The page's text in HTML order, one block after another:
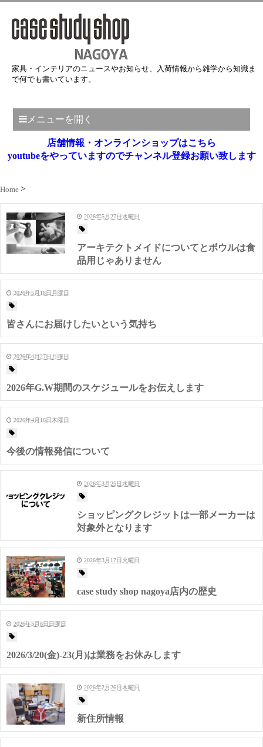
家具・インテリアのニュースやお知らせ、入荷情報から雑学から知識ま
で何でも書いています。
メニューを開く
店舗情報・オンラインショップはこちら
youtubeをやっていますのでチャンネル登録お願い致します
Home
2026年5月27日水曜日
アーキテクトメイドについてとボウルは食
品用じゃありません
2026年5月18日月曜日
皆さんにお届けしたいという気持ち
2026年4月27日月曜日
2026年G.W期間のスケジュールをお伝えします
2026年4月16日木曜日
今後の情報発信について
2026年3月25日水曜日
ショッピングクレジットは一部メーカーは
対象外となります
2026年3月17日火曜日
case study shop nagoya店内の歴史
2026年3月8日日曜日
2026/3/20(金)-23(月)は業務をお休みします
2026年2月26日木曜日
新住所情報